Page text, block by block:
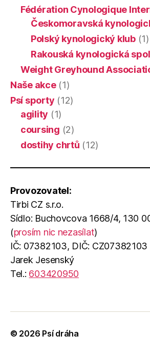
Fédération Cynologique
Českomoravská
Polský kynologický klub(1)
Rakouská kynologická
Weight Greyhound
Naše akce(1)
Psí sporty (12)
agility (1)
coursing (2)
dostihy chrtů (12)
Provozovatel:
Tirbi CZ s.r.o.
Sídlo: Buchovcova 1668/4, 130
(prosím nic nezasílat)
IČ: 07382103, DIČ: CZ07382103
Jarek Jesenský
Tel.: 603420950
© 2026 Psí dráha